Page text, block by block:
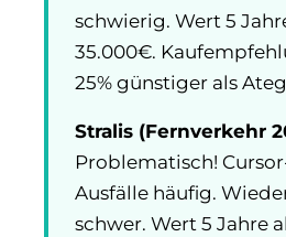
schwierig. Wert 5
35.000€.
25% günstiger als
Stralis (Fernverkehr
Problematisch!
Ausfälle häufig.
schwer. Wert 5 Jahre